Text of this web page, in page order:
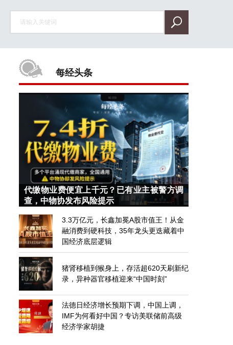
每经头条
代缴物业费便宜上千元？已有业主被警方调
查，中物协发布风险提示
3.3万亿元，长鑫加冕A股市值王！从金
融消费到硬科技，35年龙头更迭藏着中
国经济底层逻辑
猪肾移植到猴身上，存活超620天刷新纪
录，异种器官移植迎来“中国时刻”
法德日经济增长预期下调，中国上调，
IMF为何看好中国？专访美联储前高级
经济学家胡捷